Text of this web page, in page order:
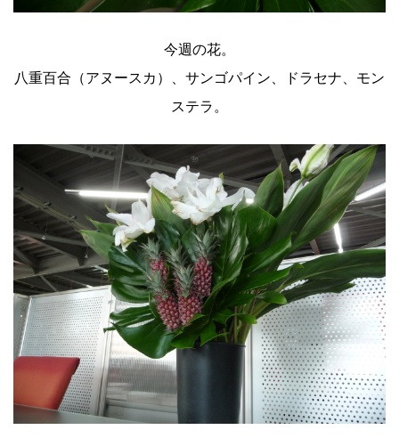
今週の花。
八重百合（アヌースカ）、サンゴパイン、ドラセナ、モン
ステラ。